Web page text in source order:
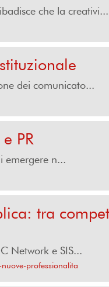
che la creativi...
dei comunicato...
PR
emergere n...
tra
Network e SIS...
professionalita